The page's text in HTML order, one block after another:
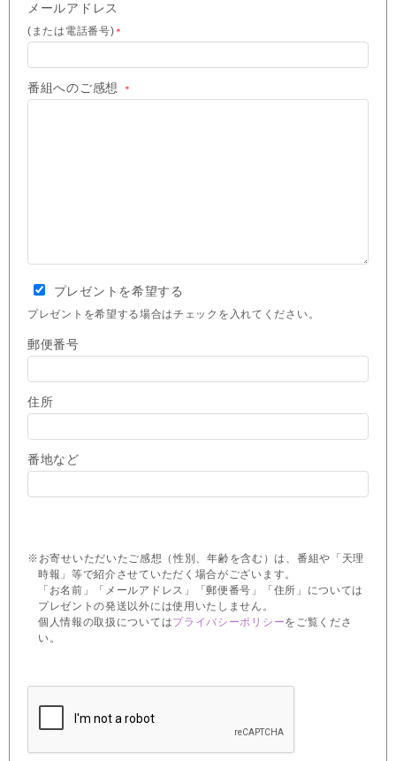
メールアドレス
(または電話番号) ＊
番組へのご感想 ＊
プレゼントを希望する
プレゼントを希望する場合はチェックを入れてください。
郵便番号
住所
番地など
※お寄せいただいたご感想（性別、年齢を含む）は、番組や「天理
時報」等で紹介させていただく場合がございます。
「お名前」「メールアドレス」「郵便番号」「住所」については
プレゼントの発送以外には使用いたしません。
個人情報の取扱についてはプライバシーポリシーをご覧くださ
い。